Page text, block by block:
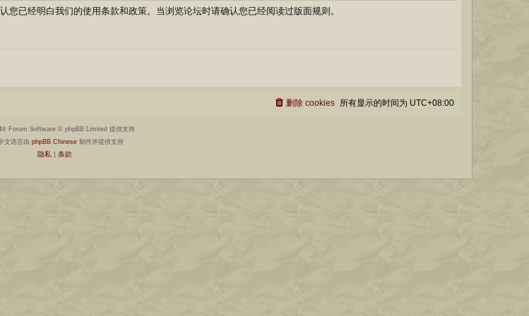
已经明白我们的使用条款和政策。当浏览论坛时请确认您已经阅读过版面规则。
所有显示的时间为 UTC+08:00
删除 cookies
® Forum Software © phpBB Limited 提供支持
文语言由 phpBB Chinese 制作并提供支持
隐私| 条款